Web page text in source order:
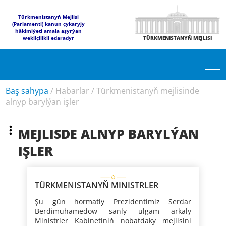
Türkmenistanyň Mejlisi
(Parlamenti) kanun çykaryjy
häkimiýeti amala aşyrýan
wekilçilikli edaradyr
TÜRKMENISTANYŇ MEJLISI
Baş sahypa / Habarlar /Türkmenistanyň mejlisinde
alnyp barylýan işler
MEJLISDE ALNYP BARYLÝAN
IŞLER
TÜRKMENISTANYŇ MINISTRLER
KABINETINIŇ MEJLISI
Şu gün hormatly Prezidentimiz Serdar
Berdimuhamedow sanly ulgam arkaly
Ministrler Kabinetiniň nobatdaky mejlisini